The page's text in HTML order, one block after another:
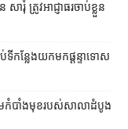
ារុំ ត្រូវ​អាជ្ញាធរ​ចាប់ខ្លួន​
ទីកន្លែង​យក​មក​ផ្ដន្ទាទោស​
កំបាំងមុខ​របស់​សាលាដំបូង​